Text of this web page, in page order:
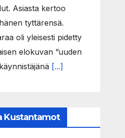
Asiasta kertoo
tyttärensä.
oli yleisesti pidetty
elokuvan ”uuden
[...]
Kustantamot